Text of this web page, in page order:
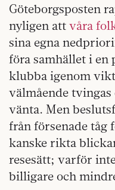
Göteborgsposten
nyligen att våra
sina egna
föra samhället i
klubba igenom
välmående
vänta. Men
från försenade tåg
kanske rikta
resesätt; varför
billigare och